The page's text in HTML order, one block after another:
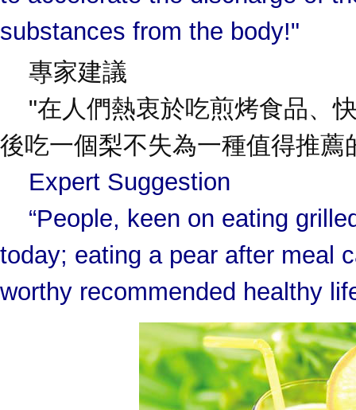
substances from the body!"
專家建議
"在人們熱衷於吃煎烤食品、
後吃一個梨不失為一種值得推薦
Expert Suggestion
“People, keen on eating
today; eating a pear after meal
worthy recommended healthy